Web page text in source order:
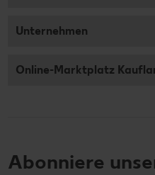
Unternehmen
Online-Marktplatz
Abonniere